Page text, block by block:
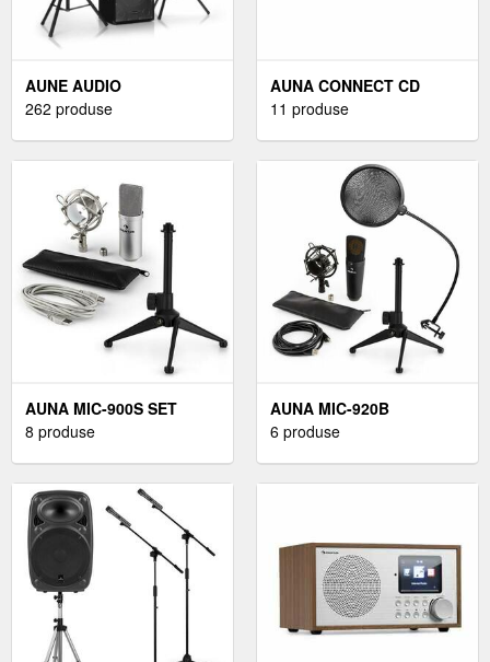
AUNE AUDIO
262 produse
AUNA CONNECT CD
11 produse
AUNA MIC-900S SET
8 produse
AUNA MIC-920B
6 produse